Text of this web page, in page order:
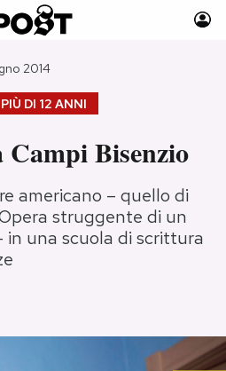
Auto
Moda
Consumismi
Storie/Idee
Mondiali calcio 2026
DI 12 ANNI
2014
Campi Bisenzio
americano – quello di
struggente di un
in una scuola di scrittura